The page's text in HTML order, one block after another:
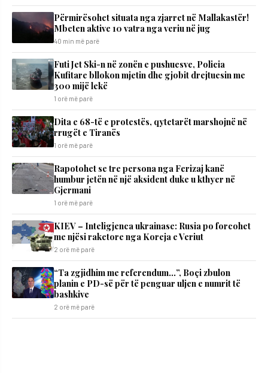
Përmirësohet situata nga zjarret në Mallakastër!
Mbeten aktive 10 vatra nga veriu në jug
40 min më parë
Futi Jet Ski-n në zonën e pushuesve, Policia
Kufitare bllokon mjetin dhe gjobit drejtuesin me
300 mijë lekë
1 orë më parë
Dita e 68-të e protestës, qytetarët marshojnë në
rrugët e Tiranës
1 orë më parë
Rapotohet se tre persona nga Ferizaj kanë
humbur jetën në një aksident duke u kthyer në
Gjermani
1 orë më parë
KIEV – Inteligjenca ukrainase: Rusia po forcohet
me njësi raketore nga Koreja e Veriut
2 orë më parë
“Ta zgjidhim me referendum…”, Boçi zbulon
planin e PD-së për të penguar uljen e numrit të
bashkive
2 orë më parë